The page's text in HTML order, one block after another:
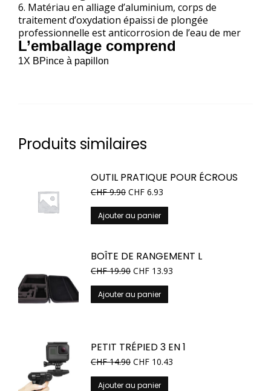
6. Matériau en alliage d’aluminium, corps de
traitement d’oxydation épaissi de plongée
professionnelle est anticorrosion de l’eau de mer
L’emballage comprend
1X BPince à papillon
Produits similaires
OUTIL PRATIQUE POUR ÉCROUS
CHF9.90 CHF 6.93
Ajouter au panier
BOÎTE DE RANGEMENT L
CHF19.90 CHF 13.93
Ajouter au panier
PETIT TRÉPIED 3 EN 1
CHF14.90 CHF 10.43
Ajouter au panier